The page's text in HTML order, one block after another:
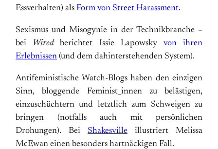
Essverhalten) als Form von Street Harassment.
Sexismus und Misogynie in der Technikbranche –
bei
Wiredberichtet Issie Lapowsky von ihren
Erlebnissen (und dem dahinterstehenden System).
Antifeministische Watch-Blogs haben den einzigen
Sinn, bloggende Feminist_innen zu belästigen,
einzuschüchtern und letztlich zum Schweigen zu
bringen (notfalls auch mit persönlichen
Drohungen). Bei Shakesville illustriert Melissa
McEwan einen besonders hartnäckigen Fall.